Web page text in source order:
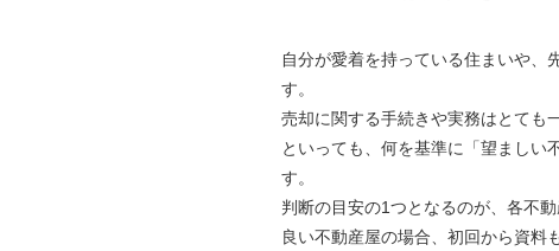
自分が愛着を持っている住まいや、
す。
売却に関する手続きや実務はとても
といっても、何を基準に「望ましい
す。
判断の目安の1つとなるのが、各不
良い不動産屋の場合、初回から資料